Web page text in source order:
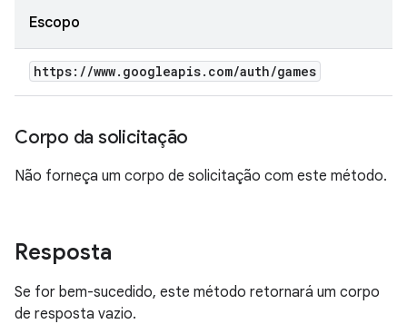
Escopo
https: //www. googleapis. com/auth/games
Corpo da solicitação
Não forneça um corpo de solicitação com este método.
Resposta
Se for bem-sucedido, este método retornará um corpo
de resposta vazio.